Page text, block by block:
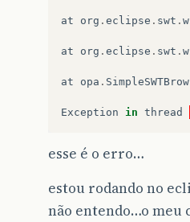
at org . eclipse . swt .
at org . eclipse . swt .
at opa .
Exception in thread
esse é o erro…
estou rodando no
não entendo…o meu